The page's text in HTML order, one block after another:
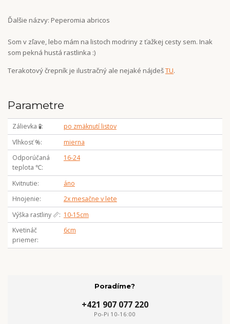
Ďalšie názvy: Peperomia abricos
Som v zľave, lebo mám na listoch modriny z ťažkej cesty sem. Inak
som pekná hustá rastlinka :)
Terakotový črepník je ilustračný ale nejaké nájdešTU.
Parametre
Zálievka 🧪
po zmäknutí listov
Vlhkosť %
mierna
Odporúčaná
teplota ℃
16-24
Kvitnutie
áno
Hnojenie
2x mesačne v lete
Výška rastliny 📏
10-15cm
Kvetináč
priemer
6cm
Poradíme?
+421 907 077 220
Po-Pi 10-16:00